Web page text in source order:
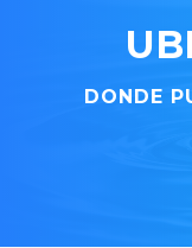
DONDE